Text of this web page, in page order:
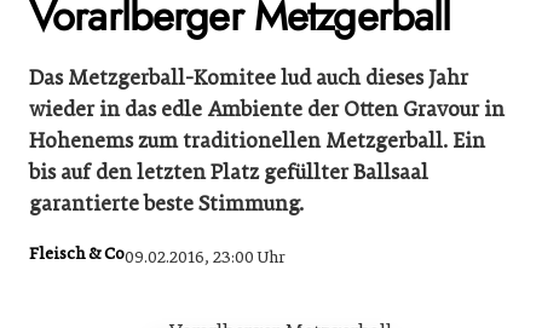
Vorarlberger Metzgerball
Das Metzgerball-Komitee lud auch dieses Jahr
wieder in das edle Ambiente der Otten Gravour in
Hohenems zum traditionellen Metzgerball. Ein
bis auf den letzten Platz gefüllter Ballsaal
garantierte beste Stimmung.
Fleisch & Co09.02.2016, 23:00 Uhr